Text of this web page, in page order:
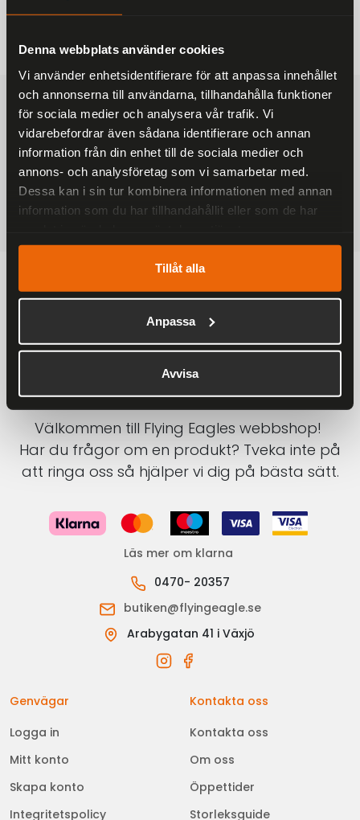
Denna webbplats använder cookies
Vi använder enhetsidentifierare för att anpassa innehållet
och annonserna till användarna, tillhandahålla funktioner
för sociala medier och analysera vår trafik. Vi
vidarebefordrar även sådana identifierare och annan
information från din enhet till de sociala medier och
annons- och analysföretag som vi samarbetar med.
Dessa kan i sin tur kombinera informationen med annan
information som du har tillhandahållit eller som de har
Tillåt alla
Anpassa
Avvisa
FRAKTFRITT
På alla ordrar över 2000 kr
1-3 DAGAR LEVERANS
Inom Sverige med DHL
SÄKRA BETALNINGAR
Betalkort, Klarna eller Swish
Välkommen till Flying Eagles webbshop!
Har du frågor om en produkt? Tveka inte på
att ringa oss så hjälper vi dig på bästa sätt.
Läs mer om klarna
0470- 20357
butiken@flyingeagle.se
Arabygatan 41 i Växjö
Genvägar
Logga in
Mitt konto
Skapa konto
Integritetspolicy
Kontakta oss
Kontakta oss
Om oss
Öppettider
Storleksguide